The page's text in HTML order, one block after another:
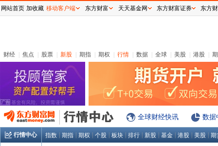
财经 焦点 股票 新股 期指 期权 行情 数据 全球 美股 港股
全球财经快讯 数据
行情中心 指数 期指 期权 个股 板块 排行 新股 基金 港股 美股 期
网站首页 加收藏 移动客户端 东方财富 天天基金网 东方财富证券 东方